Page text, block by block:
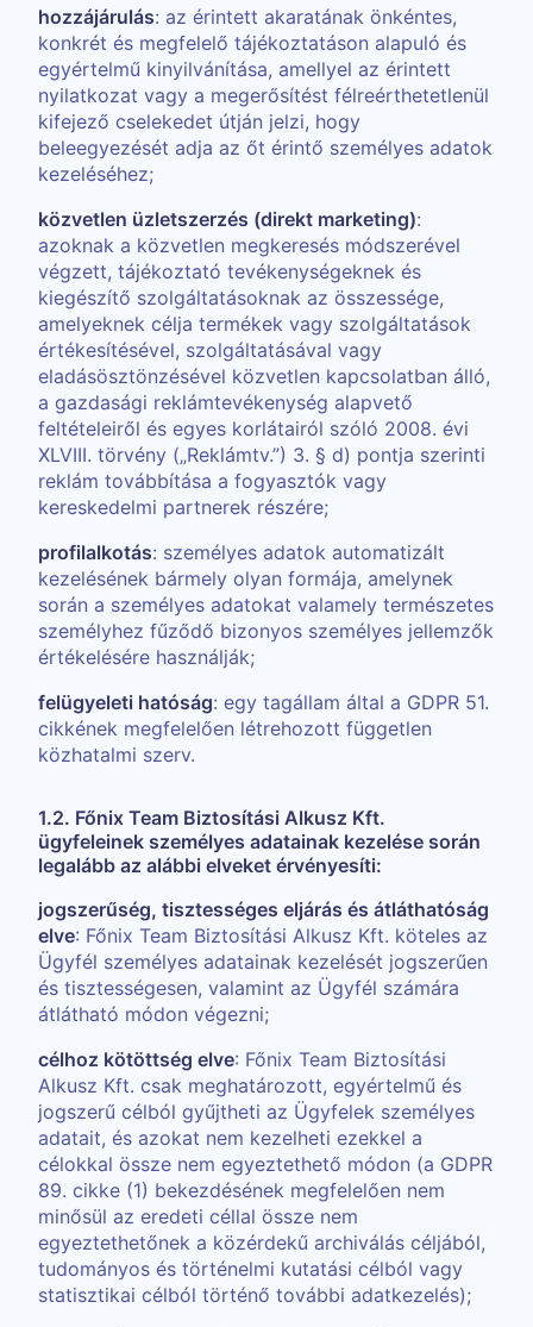
hozzájárulás: az érintett akaratának önkéntes,
konkrét és megfelelő tájékoztatáson alapuló és
egyértelmű kinyilvánítása, amellyel az érintett
nyilatkozat vagy a megerősítést félreérthetetlenül
kifejező cselekedet útján jelzi, hogy
beleegyezését adja az őt érintő személyes adatok
kezeléséhez;
közvetlen üzletszerzés (direkt marketing):
azoknak a közvetlen megkeresés módszerével
végzett, tájékoztató tevékenységeknek és
kiegészítő szolgáltatásoknak az összessége,
amelyeknek célja termékek vagy szolgáltatások
értékesítésével, szolgáltatásával vagy
eladásösztönzésével közvetlen kapcsolatban álló,
a gazdasági reklámtevékenység alapvető
feltételeiről és egyes korlátairól szóló 2008. évi
XLVIII. törvény („Reklámtv.”) 3. § d) pontja szerinti
reklám továbbítása a fogyasztók vagy
kereskedelmi partnerek részére;
profilalkotás: személyes adatok automatizált
kezelésének bármely olyan formája, amelynek
során a személyes adatokat valamely természetes
személyhez fűződő bizonyos személyes jellemzők
értékelésére használják;
felügyeleti hatóság: egy tagállam által a GDPR 51.
cikkének megfelelően létrehozott független
közhatalmi szerv.
1.2. Főnix Team Biztosítási Alkusz Kft.
ügyfeleinek személyes adatainak kezelése során
legalább az alábbi elveket érvényesíti:
jogszerűség, tisztességes eljárás és átláthatóság
elve: Főnix Team Biztosítási Alkusz Kft. köteles az
Ügyfél személyes adatainak kezelését jogszerűen
és tisztességesen, valamint az Ügyfél számára
átlátható módon végezni;
célhoz kötöttség elve: Főnix Team Biztosítási
Alkusz Kft. csak meghatározott, egyértelmű és
jogszerű célból gyűjtheti az Ügyfelek személyes
adatait, és azokat nem kezelheti ezekkel a
célokkal össze nem egyeztethető módon (a GDPR
89. cikke (1) bekezdésének megfelelően nem
minősül az eredeti céllal össze nem
egyeztethetőnek a közérdekű archiválás céljából,
tudományos és történelmi kutatási célból vagy
statisztikai célból történő további adatkezelés);